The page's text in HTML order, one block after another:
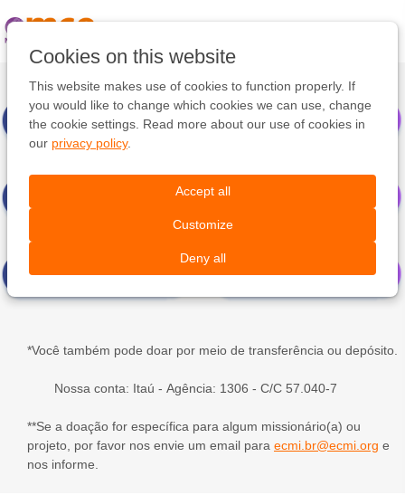
Cookies on this website
This website makes use of cookies to function properly. If
you would like to change which cookies we can use, change
the cookie settings. Read more about our use of cookies in
our privacy policy.
Accept all
Customize
Deny all
link
para
conteúdo
para
navegação
*Você também pode doar por meio de transferência ou depósito.
Nossa conta: Itaú - Agência: 1306 - C/C 57.040-7
**Se a doação for específica para algum missionário(a) ou
projeto, por favor nos envie um email para ecmi.br@ecmi.org e
nos informe.